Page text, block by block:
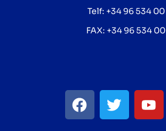
Telf: +34 96 534 00
FAX: +34 96 534